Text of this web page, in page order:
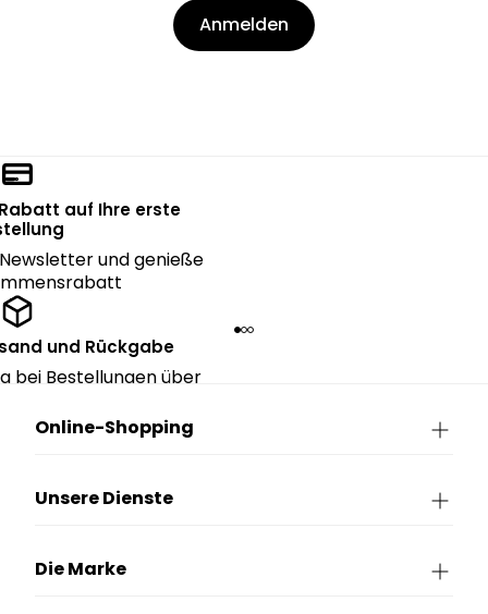
Anmelden
auf Ihre erste
und genieße
und Rückgabe
bei Bestellungen über
Online-Shopping
Unsere Dienste
Die Marke